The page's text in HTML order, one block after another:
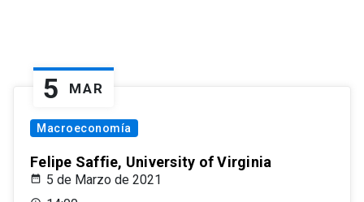
5 MAR
Macroeconomía
Felipe Saffie, University of Virginia
5 de Marzo de 2021